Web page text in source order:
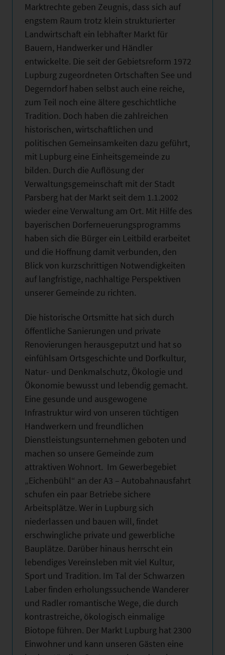
Marktrechte geben Zeugnis, dass sich auf
engstem Raum trotz klein strukturierter
Landwirtschaft ein lebhafter Markt für
Bauern, Handwerker und Händler
entwickelte. Die seit der Gebietsreform 1972
Lupburg zugeordneten Ortschaften See und
Degerndorf haben selbst auch eine reiche,
zum Teil noch eine ältere geschichtliche
Tradition. Doch haben die zahlreichen
historischen, wirtschaftlichen und
politischen Gemeinsamkeiten dazu geführt,
mit Lupburg eine Einheitsgemeinde zu
bilden. Durch die Auflösung der
Verwaltungsgemeinschaft mit der Stadt
Parsberg hat der Markt seit dem 1.1.2002
wieder eine Verwaltung am Ort. Mit Hilfe des
bayerischen Dorferneuerungsprogramms
haben sich die Bürger ein Leitbild erarbeitet
und die Hoffnung damit verbunden, den
Blick von kurzschrittigen Notwendigkeiten
auf langfristige, nachhaltige Perspektiven
unserer Gemeinde zu richten.
Die historische Ortsmitte hat sich durch
öffentliche Sanierungen und private
Renovierungen herausgeputzt und hat so
einfühlsam Ortsgeschichte und Dorfkultur,
Natur- und Denkmalschutz, Ökologie und
Ökonomie bewusst und lebendig gemacht.
Eine gesunde und ausgewogene
Infrastruktur wird von unseren tüchtigen
Handwerkern und freundlichen
Dienstleistungsunternehmen geboten und
machen so unsere Gemeinde zum
attraktiven Wohnort. Im Gewerbegebiet
„Eichenbühl“ an der A3 – Autobahnausfahrt
schufen ein paar Betriebe sichere
Arbeitsplätze. Wer in Lupburg sich
niederlassen und bauen will, findet
erschwingliche private und gewerbliche
Bauplätze. Darüber hinaus herrscht ein
lebendiges Vereinsleben mit viel Kultur,
Sport und Tradition. Im Tal der Schwarzen
Laber finden erholungssuchende Wanderer
und Radler romantische Wege, die durch
kontrastreiche, ökologisch einmalige
Biotope führen. Der Markt Lupburg hat 2300
Einwohner und kann unseren Gästen eine